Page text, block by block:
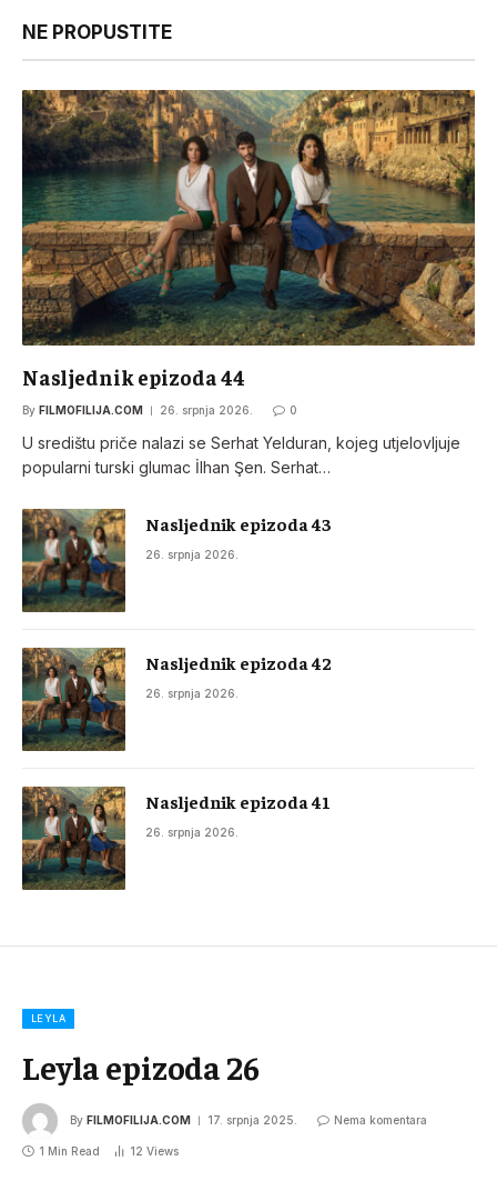
NE PROPUSTITE
Nasljednik epizoda 44
By FILMOFILIJA.COM 26. srpnja 2026. 0
U središtu priče nalazi se Serhat Yelduran, kojeg utjelovljuje
popularni turski glumac İlhan Şen. Serhat…
Nasljednik epizoda 43
26. srpnja 2026.
Nasljednik epizoda 42
26. srpnja 2026.
Nasljednik epizoda 41
26. srpnja 2026.
LEYLA
Leyla epizoda 26
By FILMOFILIJA.COM 17. srpnja 2025. Nema komentara
1 Min Read 12 Views